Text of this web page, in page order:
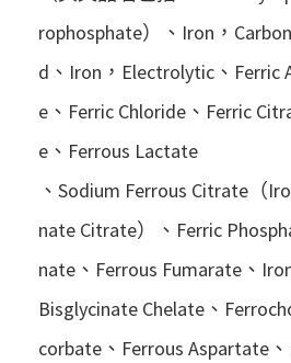
rophosphate）、Iron，
d、Iron，Electrolytic、Ferric
e、Ferric Chloride、Ferric
e、Ferrous Lactate
、Sodium Ferrous Citrate（
nate Citrate）、Ferric
nate、Ferrous Fumarate、
Bisglycinate Chelate、
corbate、Ferrous Aspartate